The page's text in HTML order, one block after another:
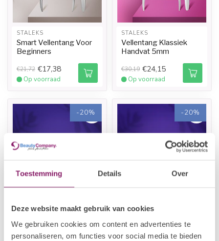
Toestemming Details Over
Deze website maakt gebruik van cookies
We gebruiken cookies om content en advertenties te
personaliseren, om functies voor social media te bieden
STALEKS
Smart Vellentang Voor
Beginners
€21,72 €17,38
Op voorraad
STALEKS
Vellentang Klassiek
Handvat 5mm
€30,19 €24,15
Op voorraad
-20%
Pododisc Pro L 25mm
-20%
Pododisc Plastic Base
Set - S 15mm